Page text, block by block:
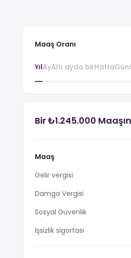
Maaş Oranı
YılAyAltı ayda birHaftaGün
Bir ₺1.245.000
Maaş
Gelir vergisi
Damga Vergisi
Sosyal Güvenlik
İşsizlik sigortası